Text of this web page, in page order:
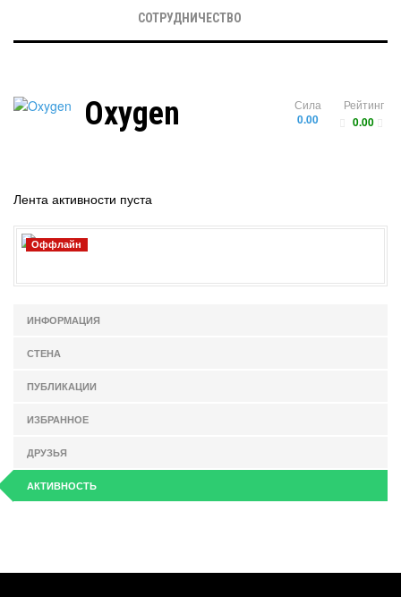
СОТРУДНИЧЕСТВО
Рейтинг
0.00
Сила
0.00
Oxygen
Лента активности пуста
Оффлайн
ИНФОРМАЦИЯ
СТЕНА
ПУБЛИКАЦИИ
ИЗБРАННОЕ
ДРУЗЬЯ
АКТИВНОСТЬ